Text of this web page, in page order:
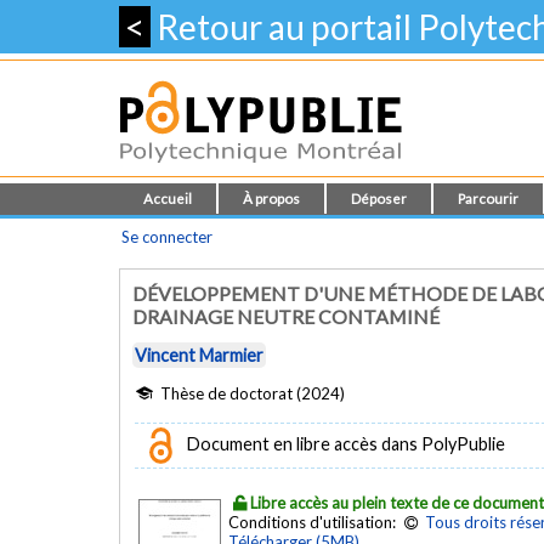
< Retour au portail
Accueil À propos Déposer Parcourir
Se connecter
DÉVELOPPEMENT D'UNE MÉTHODE DE
DRAINAGE NEUTRE CONTAMINÉ
Vincent Marmier
Thèse de doctorat (2024)
Document en libre accès dans PolyPublie
Libre accès au plein texte de ce document
Conditions d'utilisation:
Tous droits